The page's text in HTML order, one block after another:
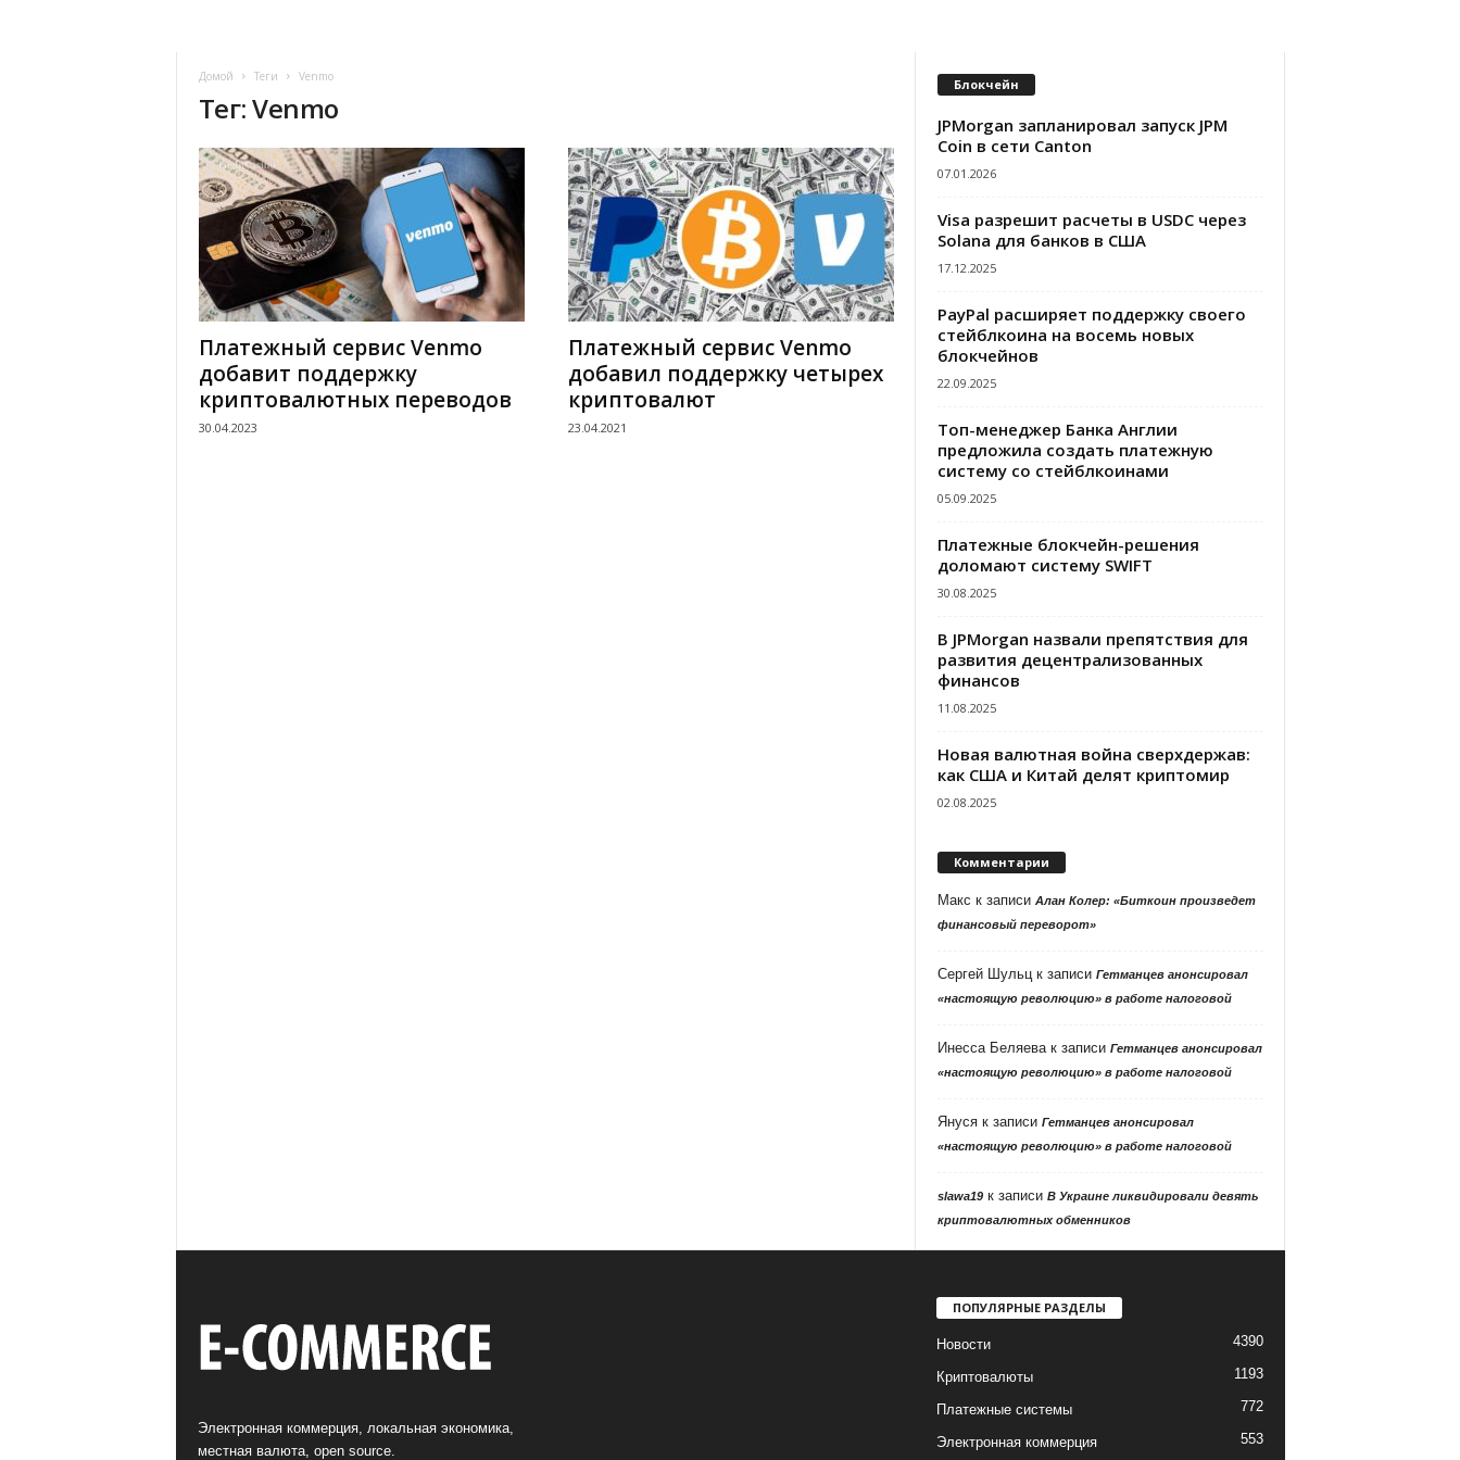
Домой Теги Venmo
Тег: Venmo
Платежный сервис Venmo
добавит поддержку
криптовалютных переводов
30.04.2023
Платежный сервис Venmo
добавил поддержку четырех
криптовалют
23.04.2021
Блокчейн
JPMorgan запланировал запуск JPM
Coin в сети Canton
07.01.2026
Visa разрешит расчеты в USDC через
Solana для банков в США
17.12.2025
PayPal расширяет поддержку своего
стейблкоина на восемь новых
блокчейнов
22.09.2025
Топ-менеджер Банка Англии
предложила создать платежную
систему со стейблкоинами
05.09.2025
Платежные блокчейн-решения
доломают систему SWIFT
30.08.2025
В JPMorgan назвали препятствия для
развития децентрализованных
финансов
11.08.2025
Новая валютная война сверхдержав:
как США и Китай делят криптомир
02.08.2025
Комментарии
Макс к записи Алан Колер: «Биткоин произведет
финансовый переворот»
Сергей Шульцк записи Гетманцев анонсировал
«настоящую революцию» в работе налоговой
Инесса Беляевак записи Гетманцев анонсировал
«настоящую революцию» в работе налоговой
Янусяк записи Гетманцев анонсировал
«настоящую революцию» в работе налоговой
slawa19к записи В Украине ликвидировали девять
криптовалютных обменников
Электронная коммерция, локальная экономика,
местная валюта, open source.
ПОПУЛЯРНЫЕ РАЗДЕЛЫ
Новости 4390
Криптовалюты 1193
Платежные системы 772
Электронная коммерция 553